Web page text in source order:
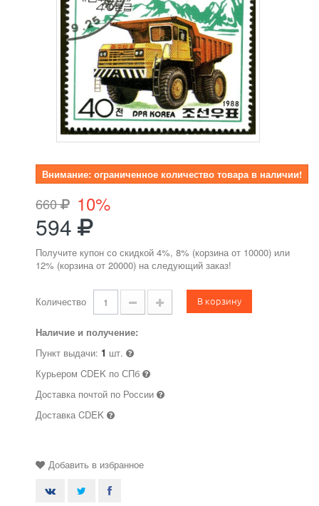
Внимание: ограниченное количество товара в наличии!
660 10%
594
Получите купон со скидкой 4%, 8% (корзина от 10000) или
12% (корзина от 20000) на следующий заказ!
Количество В корзину
Наличие и получение:
Пункт выдачи: 1 шт.
Курьером CDEK по СПб
Доставка почтой по России
Доставка CDEK
Добавить в избранное